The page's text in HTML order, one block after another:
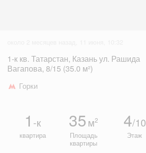
1-к кв. Татарстан, Казань ул. Рашида
Вагапова, 8/15 (35.0 м²)
Горки
1 -к
квартира
35м2
Площадь
квартиры
4/10
Этаж